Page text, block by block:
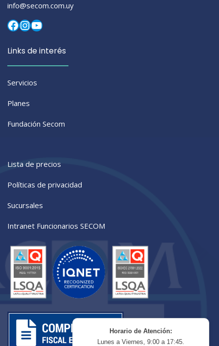
info@secom.com.uy
Facebook
Instagram
YouTube
Links de interés
Servicios
Planes
Fundación Secom
Lista de precios
Políticas de privacidad
Sucursales
Intranet Funcionarios SECOM
Horario de Atención:
Lunes a Viernes, 9:00 a 17:45.